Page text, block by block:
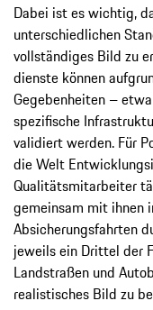
Dabei ist es wichtig,
unterschiedlichen
vollständiges Bild zu
dienste können
Gegebenheiten –
spezifische
validiert werden. Für
die Welt
Qualitätsmitarbeiter
gemeinsam mit ihnen
Absicherungsfahrten
jeweils ein Drittel der
Landstraßen und
realistisches Bild zu